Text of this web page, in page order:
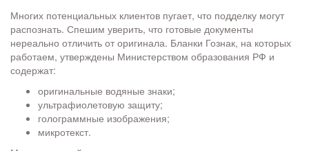
Многих потенциальных клиентов пугает, что подделку могут
распознать. Спешим уверить, что готовые документы
нереально отличить от оригинала. Бланки Гознак, на которых
работаем, утверждены Министерством образования РФ и
содержат:
оригинальные водяные знаки;
ультрафиолетовую защиту;
голограммные изображения;
микротекст.